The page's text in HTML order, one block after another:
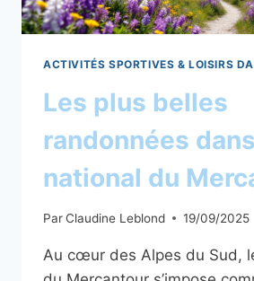
ACTIVITÉS SPORTIVES & LOISIRS
Les plus belles
randonnées
national du
ParClaudine Leblond 19/09/2025
Au cœur des Alpes du Sud,